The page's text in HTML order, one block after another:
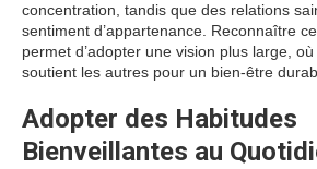
concentration, tandis que des relations
sentiment d’appartenance. Reconnaître
permet d’adopter une vision plus large,
soutient les autres pour un bien-être
Adopter des Habitudes
Bienveillantes au